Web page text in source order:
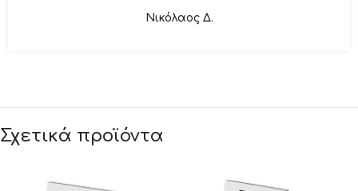
Νικόλαος Δ.
Σχετικά προϊόντα